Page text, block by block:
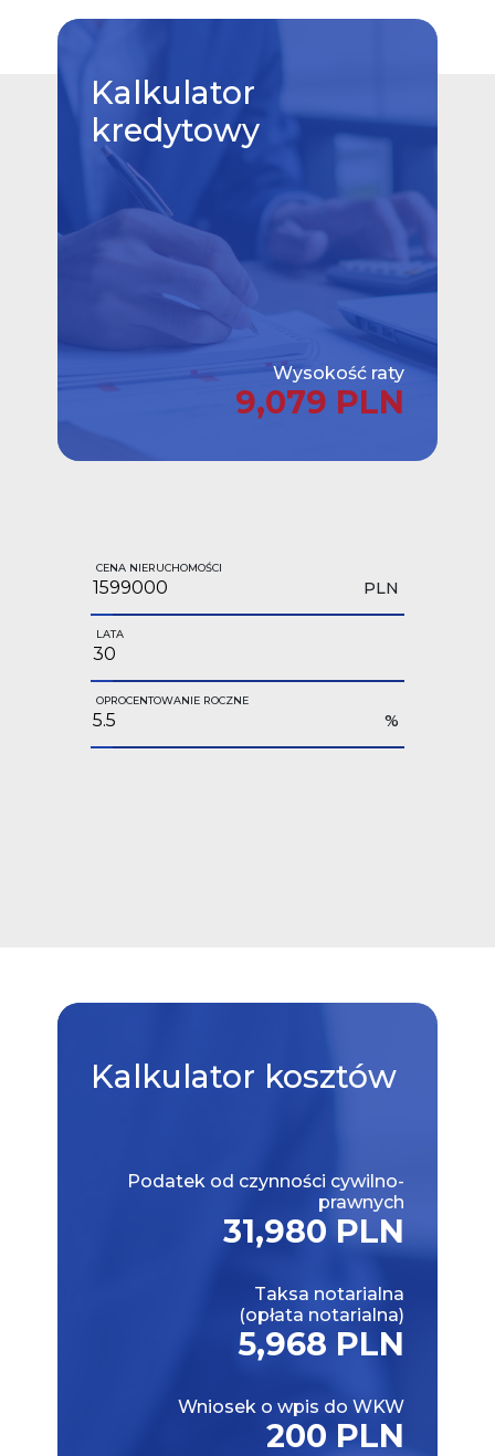
Kalkulator
kredytowy
Wysokość raty
9,079 PLN
CENA NIERUCHOMOŚCI
PLN
LATA
OPROCENTOWANIE ROCZNE
%
Kalkulator kosztów
Podatek od czynności cywilno-
prawnych
31,980 PLN
Taksa notarialna
(opłata notarialna)
5,968 PLN
Wniosek o wpis do WKW
200 PLN